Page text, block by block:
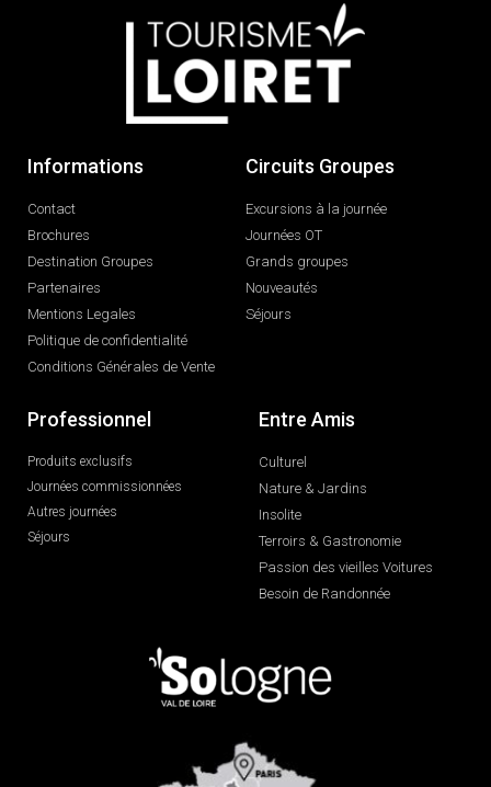
Informations
Contact
Brochures
Destination Groupes
Partenaires
Mentions Legales
Politique de confidentialité
Conditions Générales de Vente
Circuits Groupes
Excursions à la journée
Journées OT
Grands groupes
Nouveautés
Séjours
Professionnel
Produits exclusifs
Journées commissionnées
Autres journées
Séjours
Entre Amis
Culturel
Nature & Jardins
Insolite
Terroirs & Gastronomie
Passion des vieilles Voitures
Besoin de Randonnée